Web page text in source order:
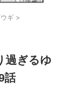
ギ >
過ぎるゆ
話